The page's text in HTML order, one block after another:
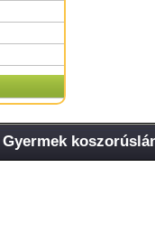
Gyermek